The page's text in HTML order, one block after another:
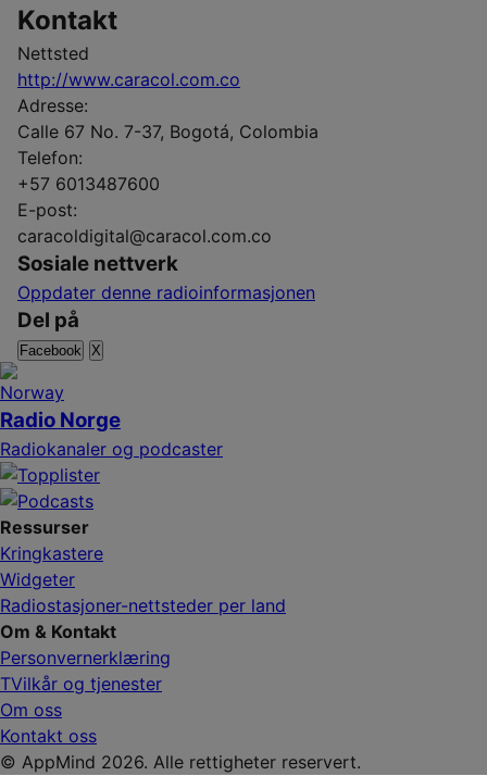
Kontakt
Nettsted
http://www.caracol.com.co
Adresse:
Calle 67 No. 7-37, Bogotá, Colombia
Telefon:
+57 6013487600
E-post:
caracoldigital@caracol.com.co
Sosiale nettverk
Oppdater denne radioinformasjonen
Del på
Facebook X
Radio Norge
Radiokanaler og podcaster
Ressurser
Kringkastere
Widgeter
Radiostasjoner-nettsteder per land
Om & Kontakt
Personvernerklæring
TVilkår og tjenester
Om oss
Kontakt oss
© AppMind 2026. Alle rettigheter reservert.